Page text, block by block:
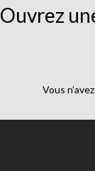
Ouvrez
Vous